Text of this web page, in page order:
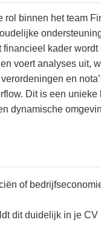
binnen het team
kader
voert analyses uit,
en
Dit is een
dynamische
of
dit duidelijk in je CV